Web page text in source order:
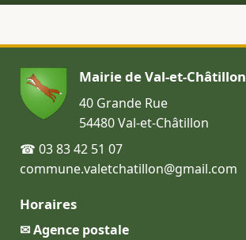
Mairie de Val-et-Châtillon
40 Grande Rue
54480 Val-et-Châtillon
☎ 03 83 42 51 07
commune.valetchatillon@gmail.com
Horaires
✉ Agence postale